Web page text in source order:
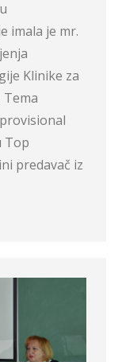
imala je mr.
Klinike za
Tema
Top
predavač iz